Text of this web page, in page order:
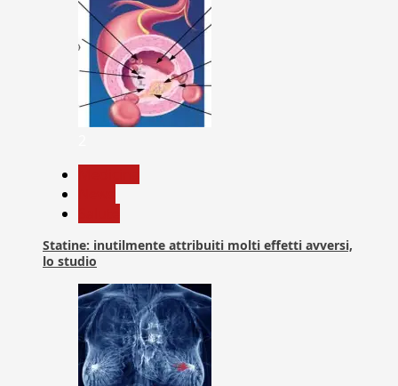
Statine: inutilmente attribuiti molti effetti avversi,
lo studio